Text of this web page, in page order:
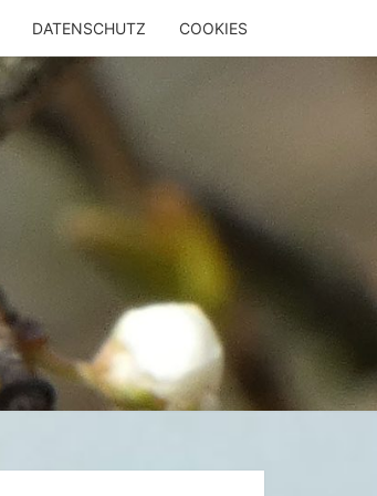
DATENSCHUTZ COOKIES